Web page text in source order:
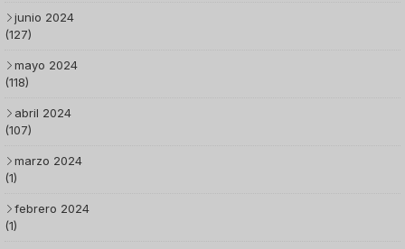
junio 2024
(127)
mayo 2024
(118)
abril 2024
(107)
marzo 2024
(1)
febrero 2024
(1)